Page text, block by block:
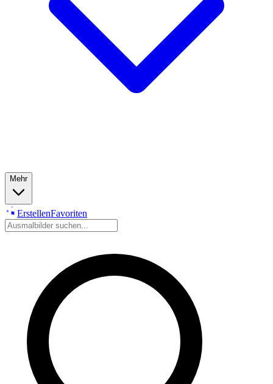
Mehr
ErstellenFavoriten